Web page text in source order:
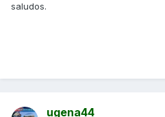
saludos.
ugena44